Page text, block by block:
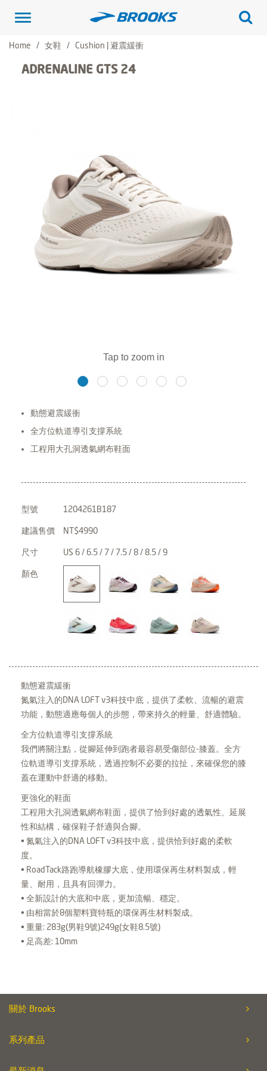
Toggle
Home
女鞋 Cushion | 避震緩衝
ADRENALINE GTS 24
動態避震緩衝
全方位軌道導引支撐系統
工程用大孔洞透氣網布鞋面
型號 1204261B187
建議售價 NT$4990
尺寸 US 6 / 6.5 / 7 / 7.5 / 8 / 8.5 / 9
顏色
動態避震緩衝
氮氣注入的DNA LOFT v3科技中底，提供了柔軟、流暢的避震
功能，動態適應每個人的步態，帶來持久的輕量、舒適體驗。
全方位軌道導引支撐系統
我們將關注點，從腳延伸到跑者最容易受傷部位-膝蓋。全方
位軌道導引支撐系統，透過控制不必要的拉扯，來確保您的膝
蓋在運動中舒適的移動。
更強化的鞋面
工程用大孔洞透氣網布鞋面，提供了恰到好處的透氣性、延展
性和結構，確保鞋子舒適與合腳。
• 氮氣注入的DNA LOFT v3科技中底，提供恰到好處的柔軟
度。
• RoadTack路跑導航橡膠大底，使用環保再生材料製成，輕
量、耐用，且具有回彈力。
• 全新設計的大底和中底，更加流暢、穩定。
• 由相當於8個塑料寶特瓶的環保再生材料製成。
• 重量: 283g(男鞋9號)249g(女鞋8.5號)
• 足高差: 10mm
關於 Brooks
系列產品